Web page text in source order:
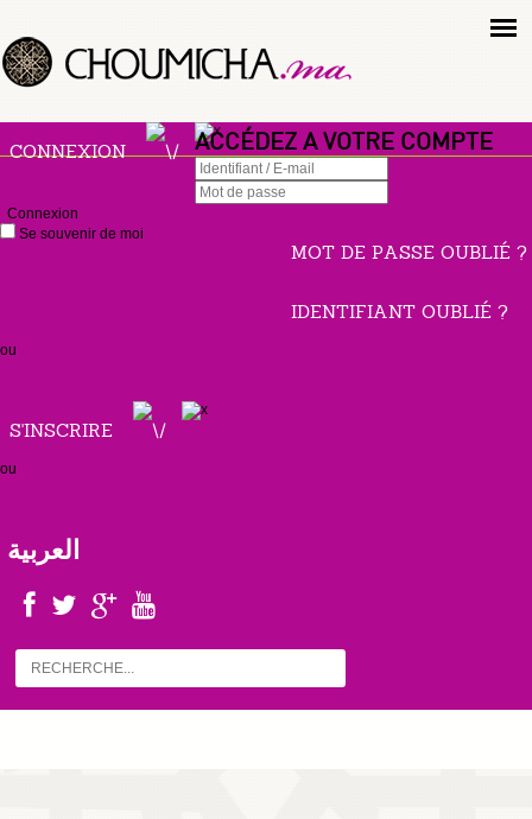
CONNEXION ACCÉDEZ A VOTRE COMPTE
Connexion
Se souvenir de moi
MOT DE PASSE OUBLIÉ ?
IDENTIFIANT OUBLIÉ ?
ou
S'INSCRIRE
ou
العربية